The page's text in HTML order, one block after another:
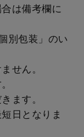
は備考欄に
別包装」のい
せん。
ます。
日となりま